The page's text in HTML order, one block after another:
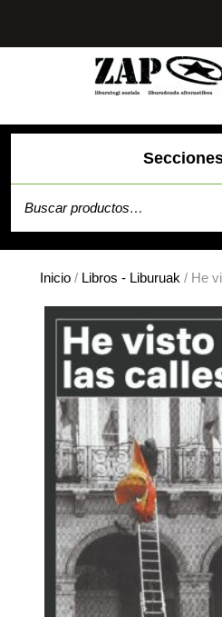
contenido
Inicio / Libros - Liburuak / He